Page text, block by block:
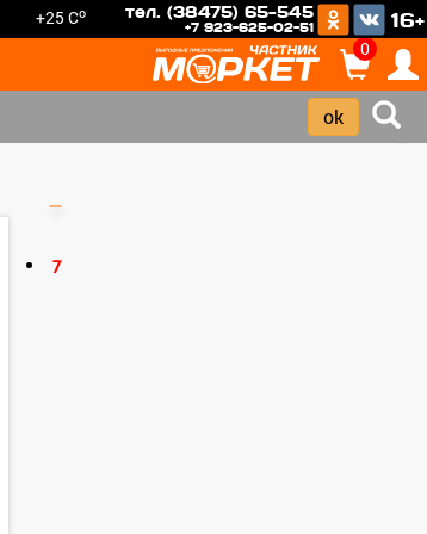
+25 Co тел. (38475) 65-545
+7 923-625-02-51 16+
0
7
›